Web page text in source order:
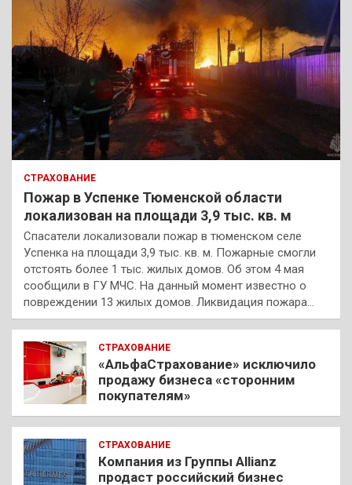
СТРАХОВАНИЕ
Пожар в Успенке Тюменской области
локализован на площади 3,9 тыс. кв. м
Спасатели локализовали пожар в тюменском селе
Успенка на площади 3,9 тыс. кв. м. Пожарные смогли
отстоять более 1 тыс. жилых домов. Об этом 4 мая
сообщили в ГУ МЧС. На данный момент известно о
повреждении 13 жилых домов. Ликвидация пожара…
СТРАХОВАНИЕ
«АльфаСтрахование» исключило
продажу бизнеса «сторонним
покупателям»
СТРАХОВАНИЕ
Компания из Группы Allianz
продаст российский бизнес